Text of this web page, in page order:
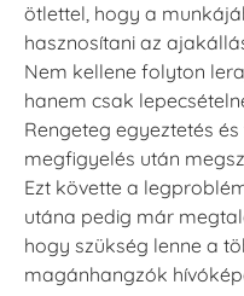
ötlettel, hogy a
hasznosítani az
Nem kellene folyton
hanem csak
Rengeteg egyeztetés
megfigyelés után
Ezt követte a
utána pedig már
hogy szükség lenne a
magánhangzók